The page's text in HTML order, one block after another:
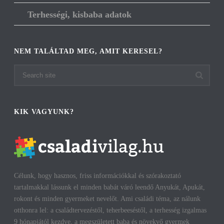
Terhességi, kisbaba adatok
NEM TALÁLTAD MEG, AMIT KERESEL?
KIK VAGYUNK?
Célunk, hogy hasznos, friss információkkal és szórakoztató
tartalmakkal lássunk el minden babát váró leendő Anyukát, Apukát,
rokont és minden gyermeket nevelőt. Ami családi téma, az nálunk
otthonra lel: a családtervezéstől, teherbeeséstől, a terhesség izgalmas
9 hónapjától kezdve, a megszületett baba és növekvő gyermek